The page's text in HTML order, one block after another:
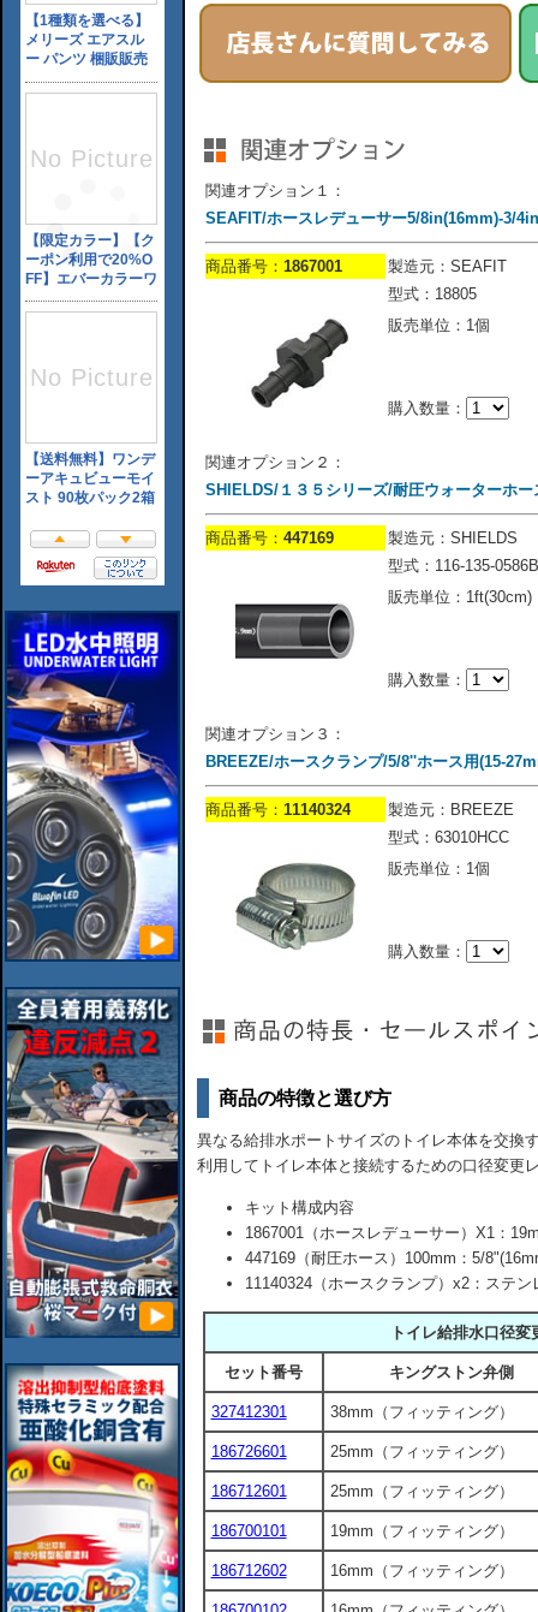
関連オプション１：
SEAFIT/ホースレデューサー5/8in(16mm)-3/
商品番号： 1867001
製造元：SEAFIT
型式：18805
販売単位：1個
購入数量：
関連オプション２：
SHIELDS/１３５シリーズ/耐圧ウォーターホ
商品番号： 447169
製造元：SHIELDS
型式：116-135-0586B
販売単位：1ft(30cm)
購入数量：
関連オプション３：
BREEZE/ホースクランプ/5/8''ホース用(15-
商品番号： 11140324
製造元：BREEZE
型式：63010HCC
販売単位：1個
購入数量：
商品の特徴と選び方
異なる給排水ポートサイズのトイレ本体を交換
利用してトイレ本体と接続するための口径変更
キット構成内容
1867001（ホースレデューサー）X1：
447169（耐圧ホース）100mm：5/
11140324（ホースクランプ）x2：ステン
トイレ給排水口径
セット番号 キングストン弁側
327412301 38mm（フィッティング）
186726601 25mm（フィッティング）
186712601 25mm（フィッティング）
186700101 19mm（フィッティング）
186712602 16mm（フィッティング）